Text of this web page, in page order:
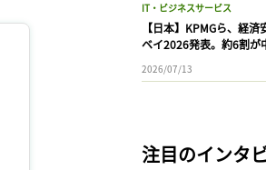
IT・ビジネスサービス
【日本】KPMGら、経
ベイ2026発表。約6割が
2026/07/13
注目のインタ